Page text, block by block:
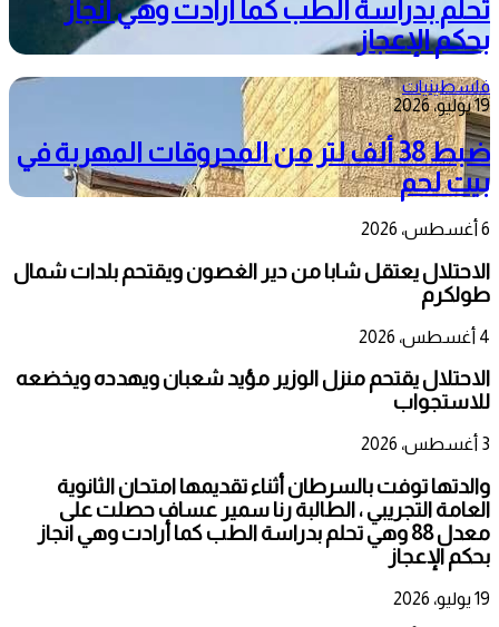
تحلم بدراسة الطب كما أرادت وهي انجاز
بحكم الإعجاز
فلسطينيات
19 يوليو، 2026
ضبط 38 ألف لتر من المحروقات المهربة في
بيت لحم
6 أغسطس، 2026
الاحتلال يعتقل شابا من دير الغصون ويقتحم بلدات شمال
طولكرم
4 أغسطس، 2026
الاحتلال يقتحم منزل الوزير مؤيد شعبان ويهدده ويخضعه
للاستجواب
3 أغسطس، 2026
والدتها توفت بالسرطان أثناء تقديمها امتحان الثانوية
العامة التجريبي ، الطالبة رنا سمير عساف حصلت على
معدل 88 وهي تحلم بدراسة الطب كما أرادت وهي انجاز
بحكم الإعجاز
19 يوليو، 2026